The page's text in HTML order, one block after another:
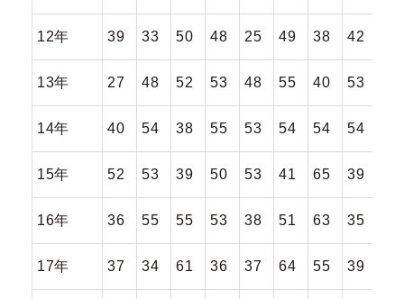
12年 39 33 50 48 25 49 38 42
13年 27 48 52 53 48 55 40 53
14年 40 54 38 55 53 54 54 54
15年 52 53 39 50 53 41 65 39
16年 36 55 55 53 38 51 63 35
17年 37 34 61 36 37 64 55 39